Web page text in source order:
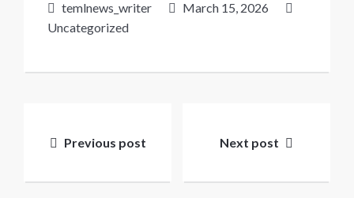
temlnews_writer
March 15, 2026
Uncategorized
navigation
Previous post Next post